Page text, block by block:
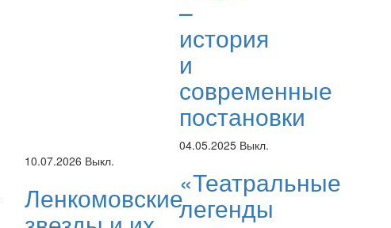
–
история
и
современные
постановки
04.05.2025 Выкл.
10.07.2026 Выкл.
Ленкомовские«Театральные
легенды